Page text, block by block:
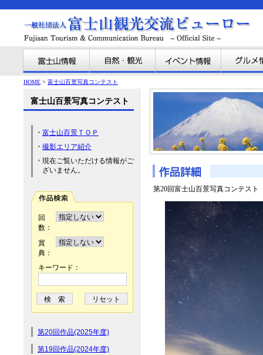
HOME > 富士山百景写真コンテスト
富士山百景写真コンテスト
富士山百景ＴＯＰ
撮影エリア紹介
現在ご覧いただける情報がご
ざいません。
回
数：
賞
典：
キーワード：
第20回作品(2025年度)
第19回作品(2024年度)
第20回富士山百景写真コンテスト